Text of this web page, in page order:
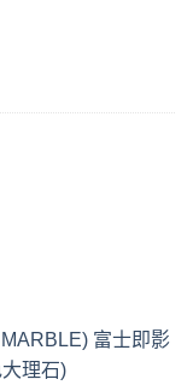
SQUARE 富士即
富士即影
理石)